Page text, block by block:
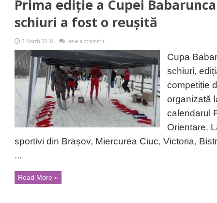
Prima ediție a Cupei
schiuri a fost o reușită
3 March 2018 Leave a comment
Cupa
schiuri,
competiție
organizată
calendarul
Orientare.
sportivi din Brașov, Miercurea Ciuc, Victoria,
...
Read More »